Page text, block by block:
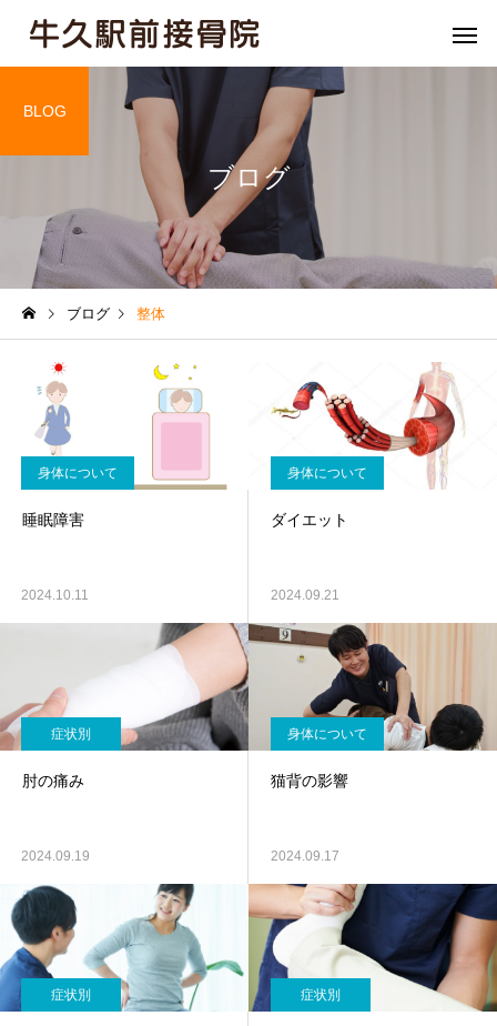
骨盤矯正
膝痛 肘・関節
ブログ
BLOG
ブログ 整体
身体について
睡眠障害
2024.10.11
身体について
ダイエット
2024.09.21
症状別
肘の痛み
2024.09.19
身体について
猫背の影響
2024.09.17
症状別 症状別